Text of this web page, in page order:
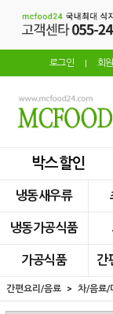
로그인 회
박스할인
냉동새우류
냉동가공식품
가공식품 간
간편요리/음료 차/음료/